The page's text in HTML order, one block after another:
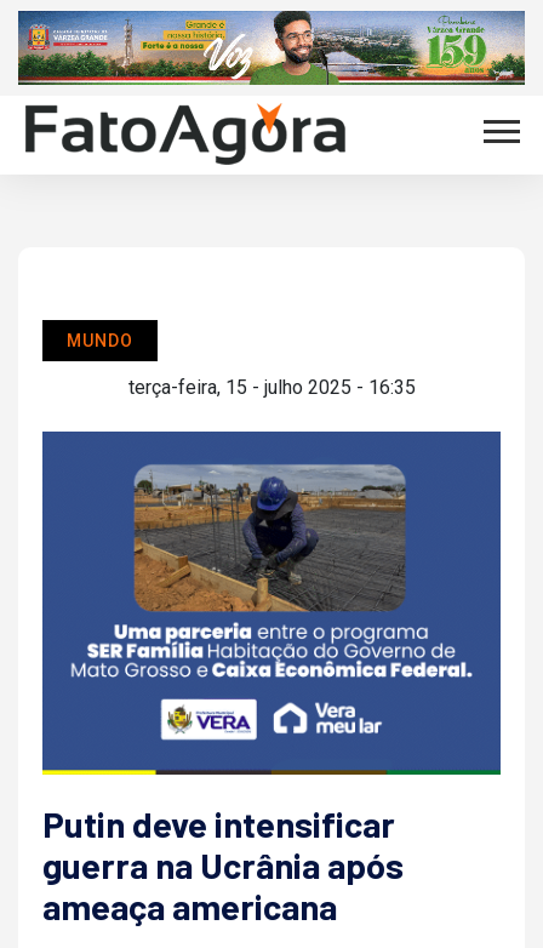
MUNDO
terça-feira, 15 - julho 2025 - 16:35
Putin deve intensificar
guerra na Ucrânia após
ameaça americana